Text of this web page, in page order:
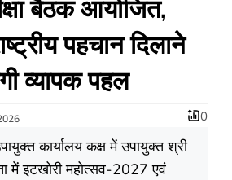
बैठक आयोजित,
पहचान दिलाने
व्यापक पहल
0
कार्यालय कक्ष में उपायुक्त श्री
में इटखोरी महोत्सव-2027 एवं